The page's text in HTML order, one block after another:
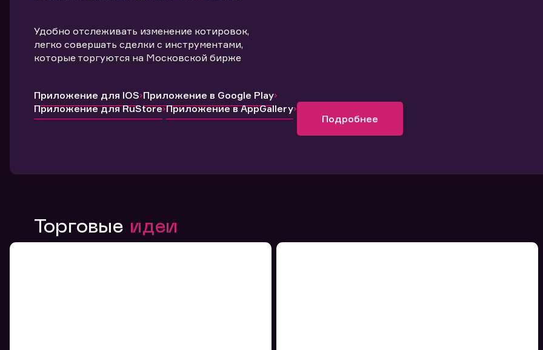
Удобно отслеживать изменение котировок,
легко совершать сделки с инструментами,
которые торгуются на Московской бирже
Приложение для IOS Приложение в Google Play
Приложение для RuStore Приложение в AppGallery
Подробнее
Торговые идеи